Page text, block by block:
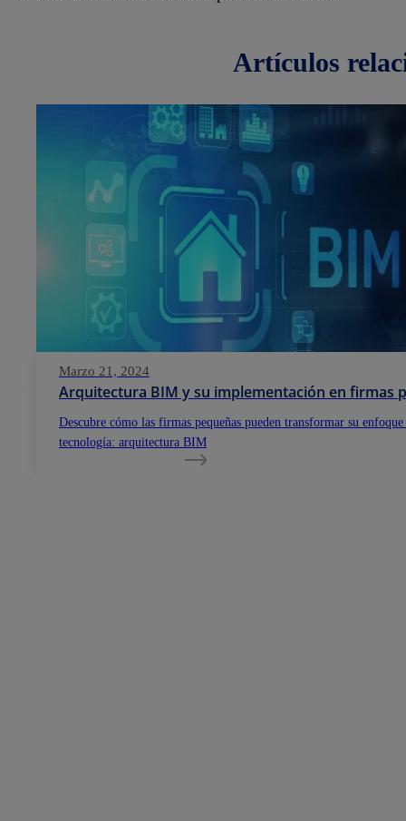
artículos
Marzo 21, 2024
Arquitectura BIM y su implementación en firmas
Descubre cómo las firmas pequeñas pueden transformar su
tecnología: arquitectura BIM